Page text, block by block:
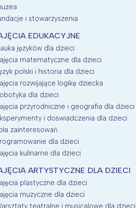
i stowarzyszenia
EDUKACYJNE
języków dla dzieci
matematyczne dla dzieci
polski i historia dla dzieci
rozwijające logikę dziecka
dla dzieci
przyrodniczne i geografia dla dzieci
i doświadczenia dla dzieci
zainteresowań
dla dzieci
kulinarne dla dzieci
ARTYSTYCZNE DLA DZIECI
plastyczne dla dzieci
muzyczne dla dzieci
teatralne i musicalowe dla dzieci